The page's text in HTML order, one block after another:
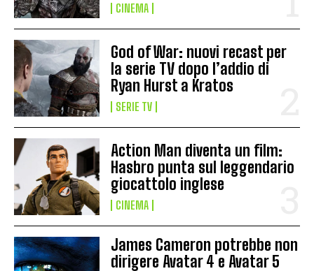
CINEMA
God of War: nuovi recast per
la serie TV dopo l’addio di
Ryan Hurst a Kratos
SERIE TV
Action Man diventa un film:
Hasbro punta sul leggendario
giocattolo inglese
CINEMA
James Cameron potrebbe non
dirigere Avatar 4 e Avatar 5